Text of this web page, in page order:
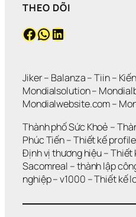
THEO DÕI
Facebook WhatsApp LinkedIn
Jiker – Balanza – Tiin –
Mondialsolution –
Mondialwebsite.com –
Thành phố Sức Khoẻ –
Phúc Tiến – Thiết kế profile
Định vị thương hiệu – Thiết
Sacomreal – thành lập
nghiệp – v1000 – Thiết kế